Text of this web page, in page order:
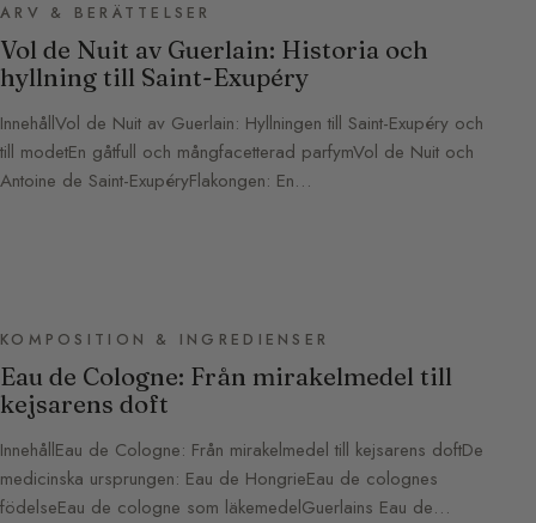
ARV & BERÄTTELSER
Vol de Nuit av Guerlain: Historia och
hyllning till Saint-Exupéry
InnehållVol de Nuit av Guerlain: Hyllningen till Saint-Exupéry och
till modetEn gåtfull och mångfacetterad parfymVol de Nuit och
Antoine de Saint-ExupéryFlakongen: En…
KOMPOSITION & INGREDIENSER
Eau de Cologne: Från mirakelmedel till
kejsarens doft
InnehållEau de Cologne: Från mirakelmedel till kejsarens doftDe
medicinska ursprungen: Eau de HongrieEau de colognes
födelseEau de cologne som läkemedelGuerlains Eau de…